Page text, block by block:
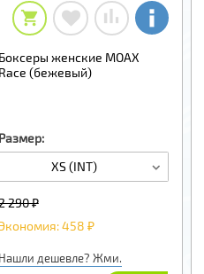
Боксеры женские MOAX
Race (бежевый)
Размер:
XS (INT)
290 ₽
458 ₽
Нашли дешевле? Жми.